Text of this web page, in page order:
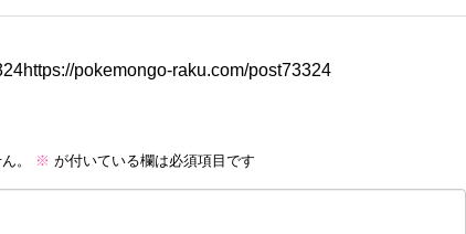
pokemongo-raku.com/post73324
。 ※ が付いている欄は必須項目です